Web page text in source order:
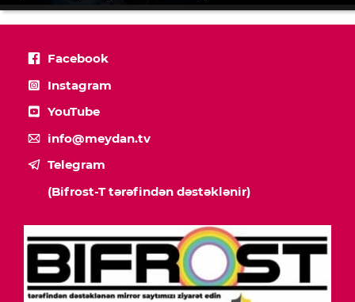
Facebook
Instagram
YouTube
info@meydan.tv
Telegram
(Bifrost-T tərəfindən dəstəklənir)